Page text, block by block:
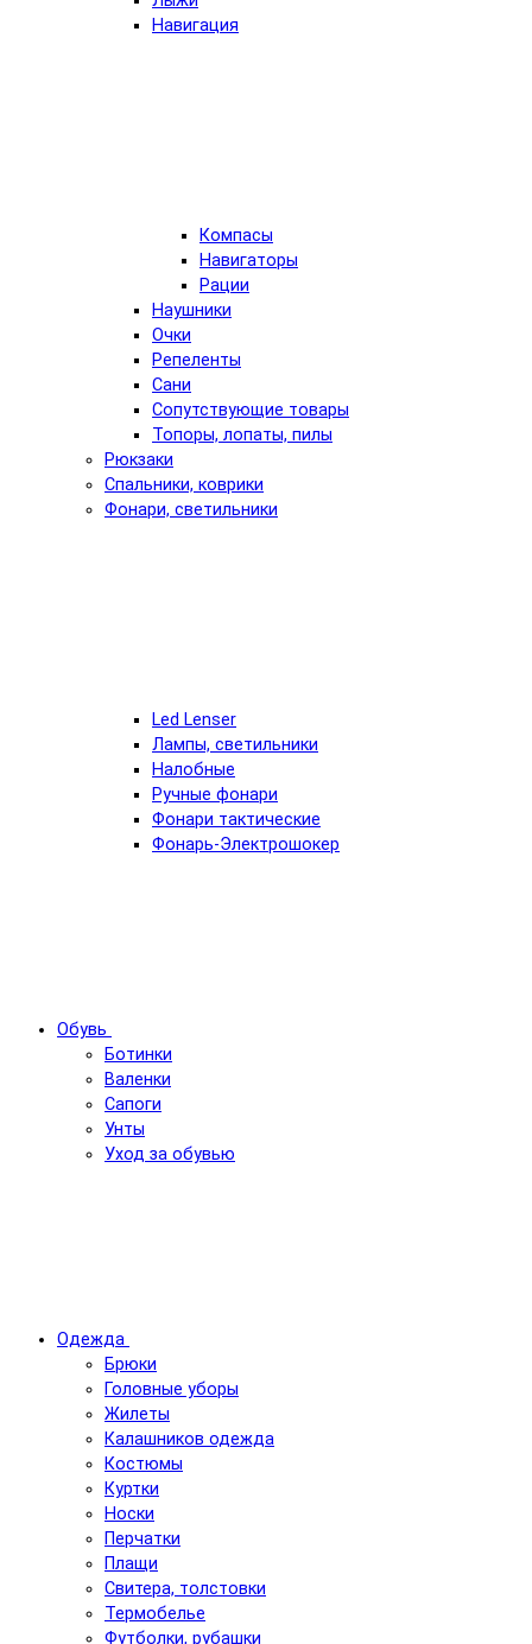
Навигация
Компасы
Навигаторы
Рации
Наушники
Очки
Репеленты
Сани
Сопутствующие товары
Топоры, лопаты, пилы
Рюкзаки
Спальники, коврики
Фонари, светильники
Led Lenser
Лампы, светильники
Налобные
Ручные фонари
Фонари тактические
Фонарь-Электрошокер
Обувь
Ботинки
Валенки
Сапоги
Унты
Уход за обувью
Одежда
Брюки
Головные уборы
Жилеты
Калашников одежда
Костюмы
Куртки
Носки
Перчатки
Плащи
Свитера, толстовки
Термобелье
Футболки, рубашки